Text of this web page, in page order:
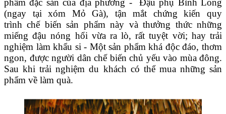
phẩm đặc sản của địa phương -
Đậuphụ Bình Long
(ngay tại xóm Mỏ Gà), tận mắt chứng kiến quy
trìnhchế biếnsản phẩm này và thưởng thức những
miếng đậu nóng hổi vừa ra lò, rất tuyệt vời; hay trải
nghiệm làm khẩu si - Một sản phẩm khá độc đáo, thơm
ngon, được người dân chế biến chủ yếu vào mùa đông.
Sau khi trải nghiệm du khách có thể mua những sản
phẩm về làm quà.